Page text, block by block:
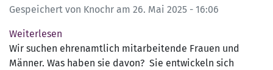
Gespeichert von Knochr am 26. Mai 2025 - 16:06
Weiterlesen
Anderen
helfen
Wir suchen ehrenamtlich mitarbeitende Frauen und
Männer. Was haben sie davon? Sie entwickeln sich